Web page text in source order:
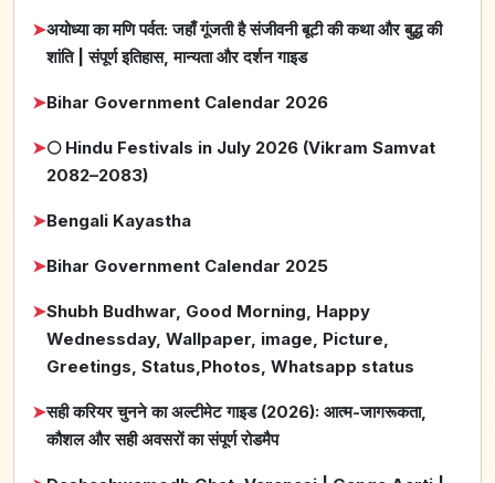
➤अयोध्या का मणि पर्वत: जहाँ गूंजती है संजीवनी बूटी की कथा और बुद्ध की
शांति | संपूर्ण इतिहास, मान्यता और दर्शन गाइड
➤Bihar Government Calendar 2026
➤🌕 Hindu Festivals in July 2026 (Vikram Samvat
2082–2083)
➤Bengali Kayastha
➤Bihar Government Calendar 2025
➤Shubh Budhwar, Good Morning, Happy
Wednessday, Wallpaper, image, Picture,
Greetings, Status,Photos, Whatsapp status
➤सही करियर चुनने का अल्टीमेट गाइड (2026): आत्म-जागरूकता,
कौशल और सही अवसरों का संपूर्ण रोडमैप